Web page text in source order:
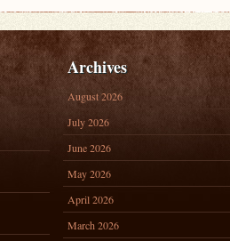
Archives
August 2026
July 2026
June 2026
May 2026
April 2026
March 2026